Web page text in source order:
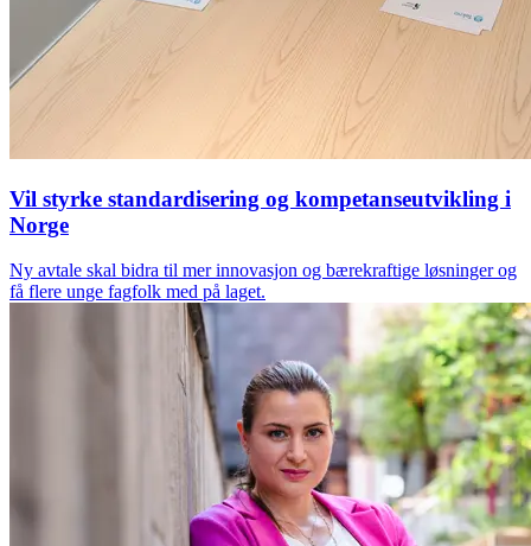
Vil styrke standardisering og kompetanseutvikling i
Norge
Ny avtale skal bidra til mer innovasjon og bærekraftige løsninger og
få flere unge fagfolk med på laget.